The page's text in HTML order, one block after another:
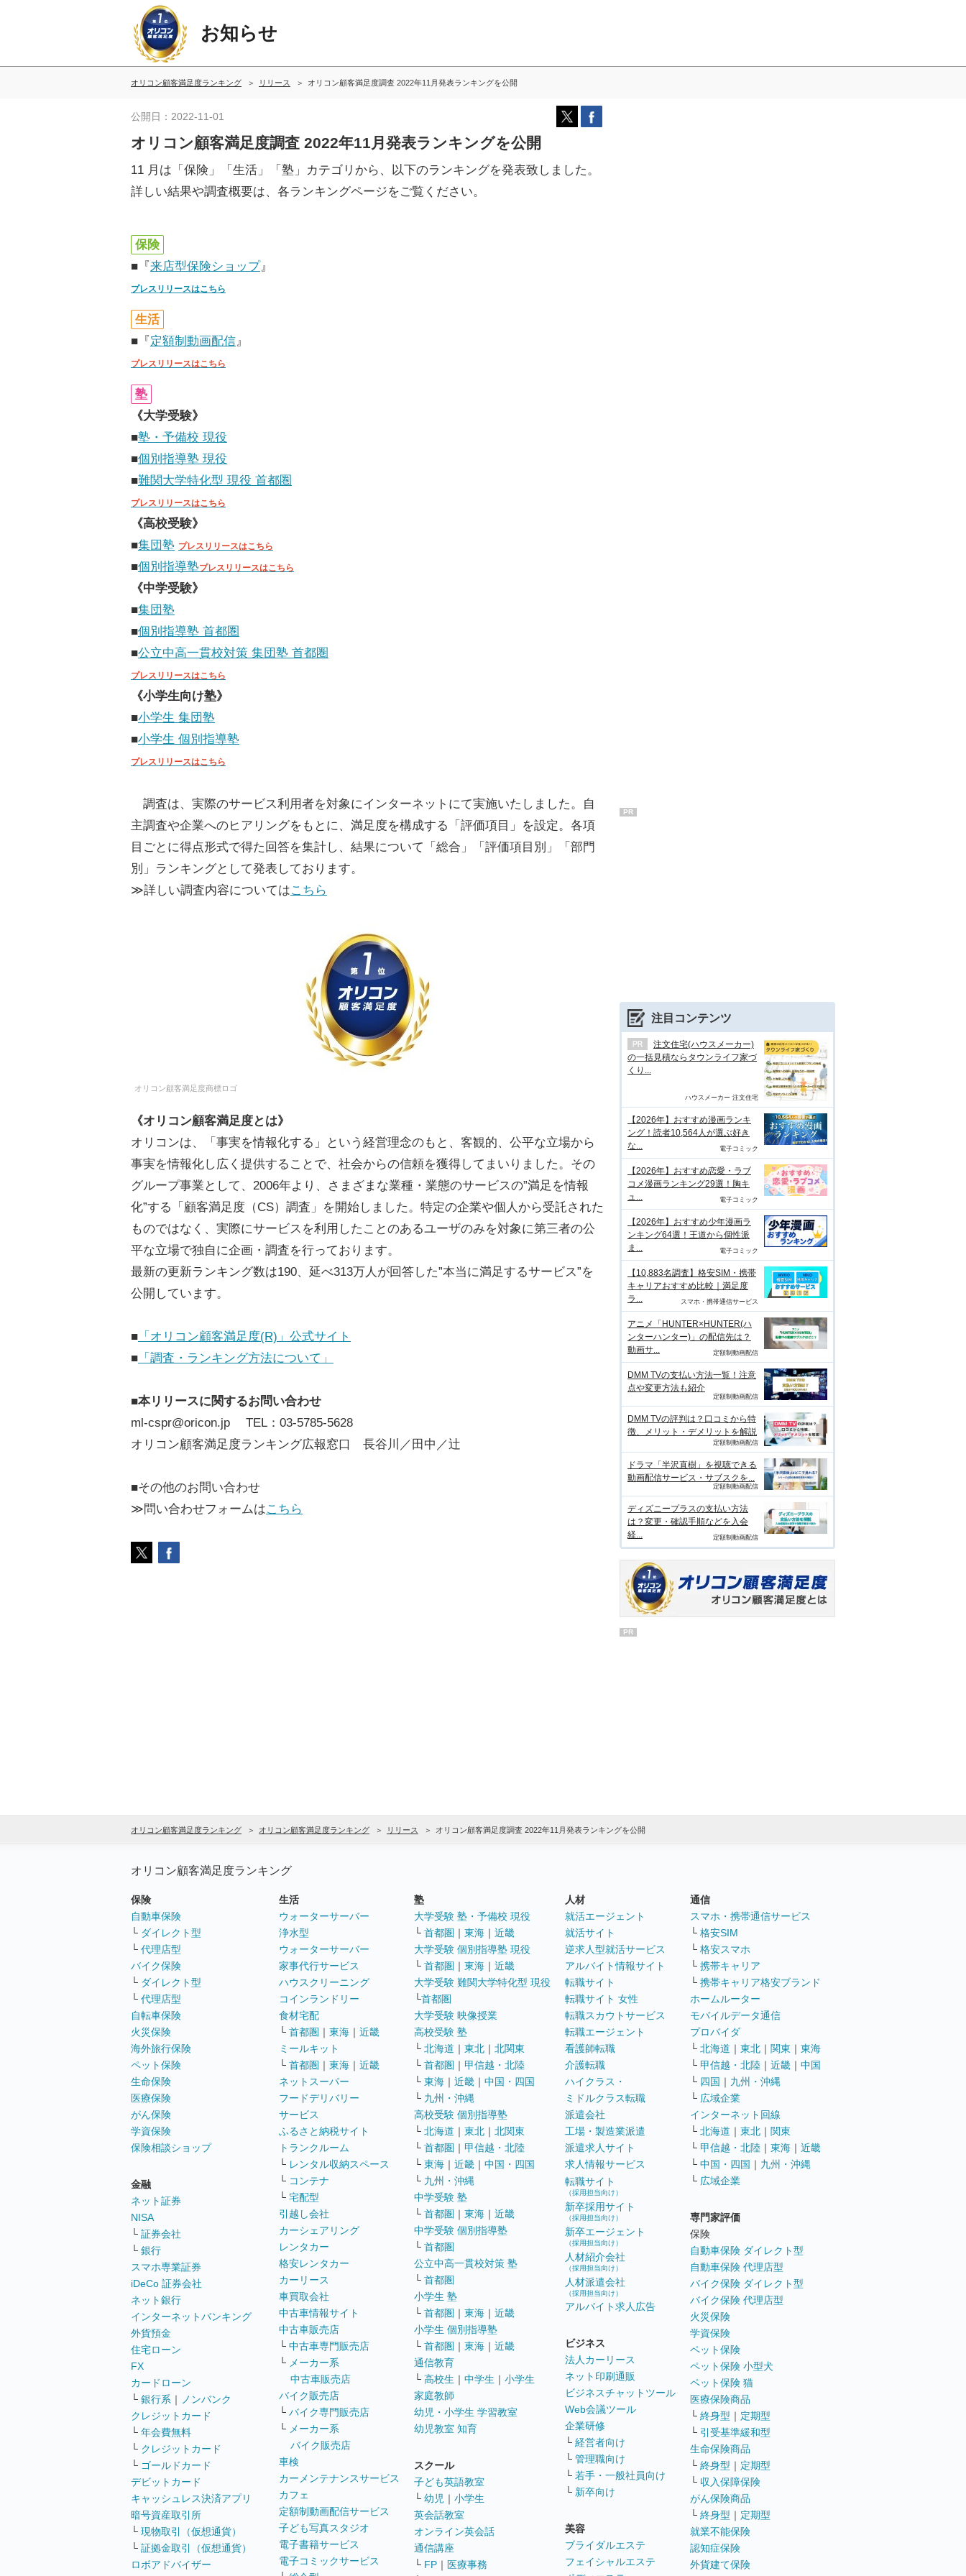
お知らせ
オリコン顧客満足度ランキング リリース オリコン顧客満足度調査 2022年11月発表ランキングを公開
公開日：2022-11-01
オリコン顧客満足度調査 2022年11月発表ランキングを公開
11 月は「保険」「生活」「塾」カテゴリから、以下のランキングを発表致しました。
詳しい結果や調査概要は、各ランキングページをご覧ください。
保険
■『来店型保険ショップ』
プレスリリースはこちら
生活
■『定額制動画配信』
プレスリリースはこちら
塾
《大学受験》
■塾・予備校 現役
■個別指導塾 現役
■難関大学特化型 現役 首都圏
プレスリリースはこちら
《高校受験》
■集団塾 プレスリリースはこちら
■個別指導塾プレスリリースはこちら
《中学受験》
■集団塾
■個別指導塾 首都圏
■公立中高一貫校対策 集団塾 首都圏
プレスリリースはこちら
《小学生向け塾》
■小学生 集団塾
■小学生 個別指導塾
プレスリリースはこちら
調査は、実際のサービス利用者を対象にインターネットにて実施いたしました。自
主調査や企業へのヒアリングをもとに、満足度を構成する「評価項目」を設定。各項
目ごとに得点形式で得た回答を集計し、結果について「総合」「評価項目別」「部門
別」ランキングとして発表しております。
≫詳しい調査内容についてはこちら
オリコン顧客満足度商標ロゴ
《オリコン顧客満足度とは》
オリコンは、「事実を情報化する」という経営理念のもと、客観的、公平な立場から
事実を情報化し広く提供することで、社会からの信頼を獲得してまいりました。その
グループ事業として、2006年より、さまざまな業種・業態のサービスの”満足を情報
化”する「顧客満足度（CS）調査」を開始しました。特定の企業や個人から受託された
ものではなく、実際にサービスを利用したことのあるユーザのみを対象に第三者の公
平な立場で独自に企画・調査を行っております。
最新の更新ランキング数は190、延べ313万人が回答した”本当に満足するサービス”を
公開しています。
■ 「オリコン顧客満足度(R)」公式サイト
■ 「調査・ランキング方法について」
■本リリースに関するお問い合わせ
ml-cspr@oricon.jp TEL：03-5785-5628
オリコン顧客満足度ランキング広報窓口 長谷川／田中／辻
■その他のお問い合わせ
≫問い合わせフォームはこちら
PR
注目コンテンツ
注文住宅(ハウスメーカー)
の一括見積ならタウンライフ家づ
くり...
ハウスメーカー 注文住宅
【2026年】おすすめ漫画ランキ
ング！読者10,564人が選ぶ好き
な...
電子コミック
【2026年】おすすめ恋愛・ラブ
コメ漫画ランキング29選！胸キ
ュ...
電子コミック
【2026年】おすすめ少年漫画ラ
ンキング64選！王道から個性派
ま...
電子コミック
【10,883名調査】格安SIM・携帯
キャリアおすすめ比較｜満足度
ラ...
スマホ・携帯通信サービス
アニメ「HUNTER×HUNTER(ハ
ンターハンター)」の配信先は？
動画サ...
定額制動画配信
DMM TVの支払い方法一覧！注意
点や変更方法も紹介
定額制動画配信
DMM TVの評判は？口コミから特
徴、メリット・デメリットを解説
定額制動画配信
ドラマ「半沢直樹」を視聴できる
動画配信サービス・サブスクを...
定額制動画配信
ディズニープラスの支払い方法
は？変更・確認手順などを入会
経...
定額制動画配信
PR
オリコン顧客満足度ランキング オリコン顧客満足度ランキング リリース オリコン顧客満足度調査 2022年11月発表ランキングを公開
オリコン顧客満足度ランキング
保険
自動車保険
└ ダイレクト型
└ 代理店型
バイク保険
└ ダイレクト型
└ 代理店型
自転車保険
火災保険
海外旅行保険
ペット保険
生命保険
医療保険
がん保険
学資保険
保険相談ショップ
金融
ネット証券
NISA
└ 証券会社
└ 銀行
スマホ専業証券
iDeCo 証券会社
ネット銀行
インターネットバンキング
外貨預金
住宅ローン
FX
カードローン
└ 銀行系 ｜
ノンバンク
クレジットカード
└ 年会費無料
└ クレジットカード
└ ゴールドカード
デビットカード
キャッシュレス決済アプリ
暗号資産取引所
└ 現物取引（仮想通貨）
└ 証拠金取引（仮想通貨）
ロボアドバイザー
生活
ウォーターサーバー
浄水型
ウォーターサーバー
家事代行サービス
ハウスクリーニング
コインランドリー
食材宅配
└ 首都圏 ｜ 東海 ｜ 近畿
ミールキット
└ 首都圏 ｜ 東海 ｜ 近畿
ネットスーパー
フードデリバリー
サービス
ふるさと納税サイト
トランクルーム
└ レンタル収納スペース
└ コンテナ
└ 宅配型
引越し会社
カーシェアリング
レンタカー
格安レンタカー
カーリース
車買取会社
中古車情報サイト
中古車販売店
└ 中古車専門販売店
└ メーカー系
中古車販売店
バイク販売店
└ バイク専門販売店
└ メーカー系
バイク販売店
車検
カーメンテナンスサービス
カフェ
定額制動画配信サービス
子ども写真スタジオ
電子書籍サービス
電子コミックサービス
塾
大学受験 塾・予備校 現役
└ 首都圏 ｜ 東海 ｜ 近畿
大学受験 個別指導塾 現役
└ 首都圏 ｜ 東海 ｜ 近畿
大学受験 難関大学特化型 現役
└首都圏
大学受験 映像授業
高校受験 塾
└ 北海道 ｜ 東北 ｜ 北関東
└ 首都圏 ｜ 甲信越・北陸
└ 東海 ｜ 近畿 ｜ 中国・四国
└ 九州・沖縄
高校受験 個別指導塾
└ 北海道 ｜ 東北 ｜ 北関東
└ 首都圏 ｜ 甲信越・北陸
└ 東海 ｜ 近畿 ｜ 中国・四国
└ 九州・沖縄
中学受験 塾
└ 首都圏 ｜ 東海 ｜ 近畿
中学受験 個別指導塾
└ 首都圏
公立中高一貫校対策 塾
└ 首都圏
小学生 塾
└ 首都圏 ｜ 東海 ｜ 近畿
小学生 個別指導塾
└ 首都圏 ｜ 東海 ｜ 近畿
通信教育
└ 高校生 ｜ 中学生 ｜ 小学生
家庭教師
幼児・小学生 学習教室
幼児教室 知育
スクール
子ども英語教室
└ 幼児 ｜ 小学生
英会話教室
オンライン英会話
通信講座
└ FP ｜ 医療事務
人材
就活エージェント
就活サイト
逆求人型就活サービス
アルバイト情報サイト
転職サイト
転職サイト 女性
転職スカウトサービス
転職エージェント
看護師転職
介護転職
ハイクラス・
ミドルクラス転職
派遣会社
工場・製造業派遣
派遣求人サイト
求人情報サービス
転職サイト
（採用担当向け）
新卒採用サイト
（採用担当向け）
新卒エージェント
（採用担当向け）
人材紹介会社
（採用担当向け）
人材派遣会社
（採用担当向け）
アルバイト求人広告
ビジネス
法人カーリース
ネット印刷通販
ビジネスチャットツール
Web会議ツール
企業研修
└ 経営者向け
└ 管理職向け
└ 若手・一般社員向け
└ 新卒向け
美容
ブライダルエステ
フェイシャルエステ
通信
スマホ・携帯通信サービス
└ 格安SIM
└ 格安スマホ
└ 携帯キャリア
└ 携帯キャリア格安ブランド
ホームルーター
モバイルデータ通信
プロバイダ
└ 北海道 ｜ 東北 ｜ 関東 ｜ 東海
└ 甲信越・北陸 ｜ 近畿 ｜ 中国
└ 四国 ｜ 九州・沖縄
└ 広域企業
インターネット回線
└ 北海道 ｜ 東北 ｜ 関東
└ 甲信越・北陸 ｜ 東海 ｜ 近畿
└ 中国・四国 ｜ 九州・沖縄
└ 広域企業
専門家評価
保険
自動車保険 ダイレクト型
自動車保険 代理店型
バイク保険 ダイレクト型
バイク保険 代理店型
火災保険
学資保険
ペット保険
ペット保険 小型犬
ペット保険 猫
医療保険商品
└ 終身型 ｜ 定期型
└ 引受基準緩和型
生命保険商品
└ 終身型 ｜ 定期型
└ 収入保障保険
がん保険商品
└ 終身型 ｜ 定期型
就業不能保険
認知症保険
外貨建て保険